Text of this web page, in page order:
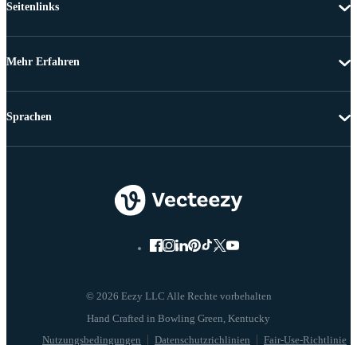
Seitenlinks
Mehr Erfahren
© 2026 Eezy LLC Alle Rechte vorbehalten
Nutzungsbedingungen Datenschutzrichlinien Fair-Use-Richtlinie
Sprachen